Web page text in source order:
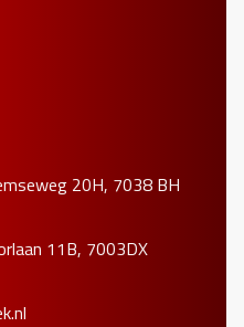
20H, 7038 BH
11B, 7003DX